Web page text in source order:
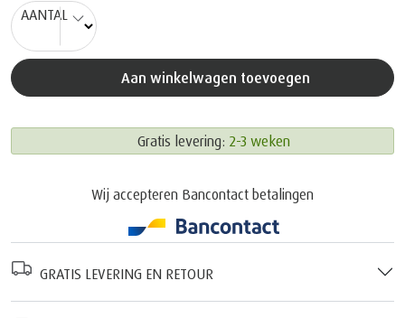
AANTAL
Aan winkelwagen toevoegen
Gratis levering: 2-3 weken
Wij accepteren Bancontact betalingen
GRATIS LEVERING EN RETOUR